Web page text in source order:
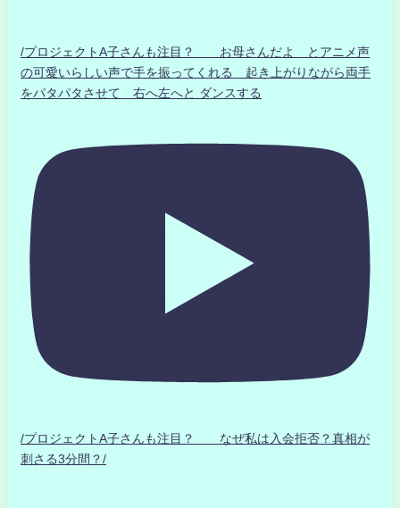
/プロジェクトA子さんも注目？ お母さんだよ とアニメ声
の可愛いらしい声で手を振ってくれる 起き上がりながら両手
をパタパタさせて 右へ左へと ダンスする
/プロジェクトA子さんも注目？ なぜ私は入会拒否？真相が
刺さる3分間？/